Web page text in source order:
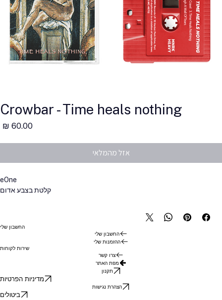
Crowbar - Time heals nothing
אזל מהמלאי
eOne
קלטת בצבע אדום
החשבון שלי
החשבון שלי
ההזמנות שלי
שירות לקוחות
צרו קשר
מפת האתר
תקנון
מדיניות הפרטיות
הצהרת נגישות
ביטולים